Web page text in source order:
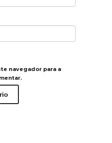
navegador para a